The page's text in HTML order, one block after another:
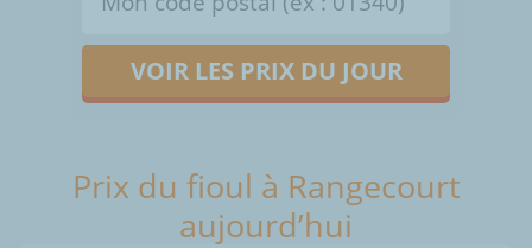
VOIR LES PRIX DU JOUR
Prix du fioul à Rangecourt
aujourd’hui